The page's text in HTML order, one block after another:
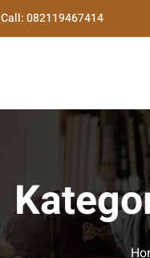
Call: 082119467414